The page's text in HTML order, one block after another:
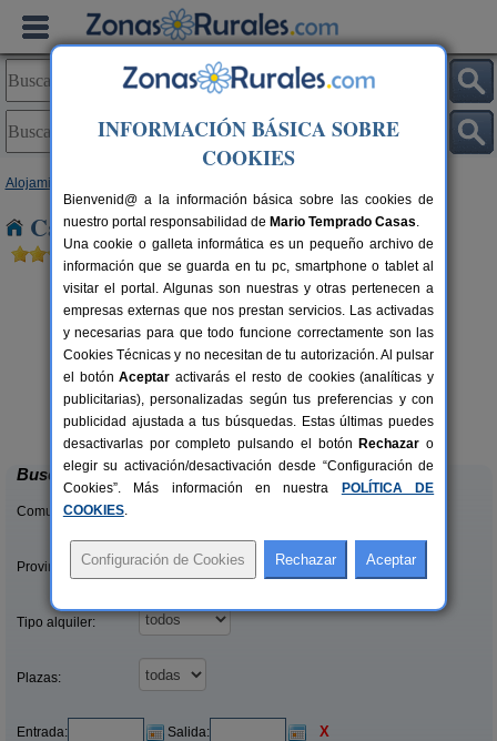
Alojamientos
Casas Rurales cerca de Siete Aguas
4 pers.
desde40 €
Cabaña del Lago
Anna (Valencia)
Buscar
Comunidades:
Provincias/Islas:
Tipo alquiler:
Plazas:
Entrada: Salida: X
INFORMACIÓN BÁSICA SOBRE
COOKIES
Bienvenid@ a la información básica sobre las cookies de
nuestro portal responsabilidad de Mario Temprado Casas.
Una cookie o galleta informática es un pequeño archivo de
información que se guarda en tu pc, smartphone o tablet al
visitar el portal. Algunas son nuestras y otras pertenecen a
empresas externas que nos prestan servicios. Las activadas
y necesarias para que todo funcione correctamente son las
Cookies Técnicas y no necesitan de tu autorización. Al pulsar
el botónAceptar activarás el resto de cookies (analíticas y
publicitarias), personalizadas según tus preferencias y con
publicidad ajustada a tus búsquedas. Estas últimas puedes
desactivarlas por completo pulsando el botón Rechazar o
elegir su activación/desactivación desde “Configuración de
Cookies”. Más información en nuestra
POLÍTICA DE
COOKIES.